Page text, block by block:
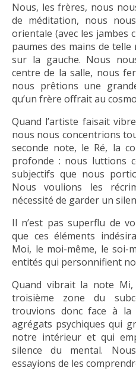
Nous, les frères, nous
de méditation, nous
orientale (avec les jambes
paumes des mains de
sur la gauche. Nous
centre de la salle, nous
nous prêtions une
qu’un frère offrait au
Quand l’artiste faisait
nous nous concentrions
seconde note, le Ré, la
profonde : nous luttions
subjectifs que nous
Nous voulions les
nécessité de garder un
Il n’est pas superflu de
que ces éléments
Moi, le moi-même, le soi-
entités qui personnifient
Quand vibrait la note
troisième zone du
trouvions donc face à la
agrégats psychiques qui
notre intérieur et qui
silence du mental.
essayions de les